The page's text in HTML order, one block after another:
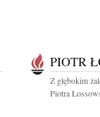
PIOTR
Z głębokim
Piotra